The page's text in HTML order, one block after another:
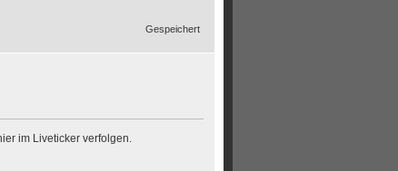
Gespeichert
im Liveticker verfolgen.